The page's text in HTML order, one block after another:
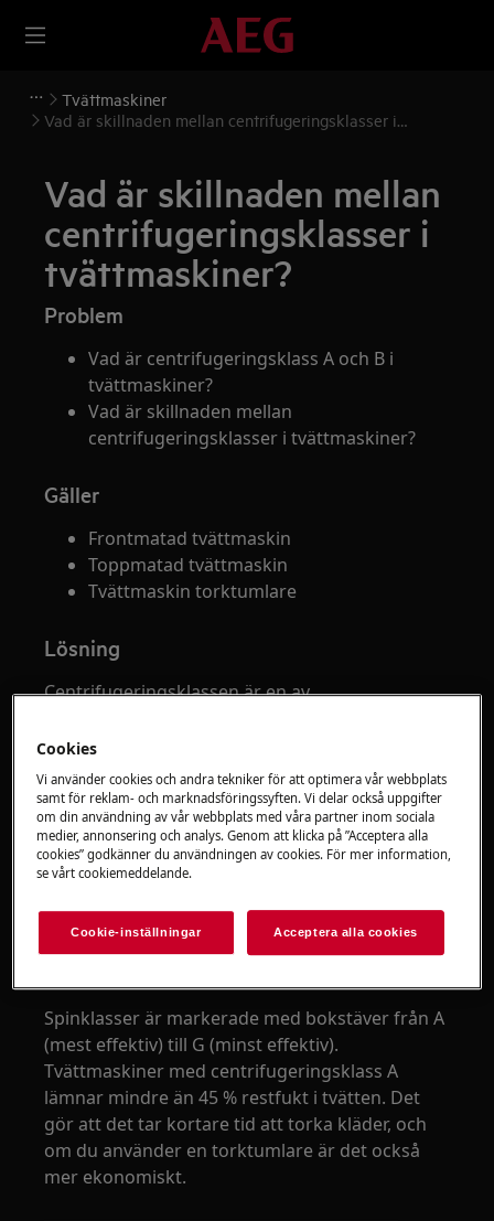
Tvättmaskiner
Vad är skillnaden mellan centrifugeringsklasser i
Vad är skillnaden mellan
centrifugeringsklasser i
tvättmaskiner?
Problem
Vad är centrifugeringsklass A och B i
tvättmaskiner?
Vad är skillnaden mellan
centrifugeringsklasser i tvättmaskiner?
Gäller
Frontmatad tvättmaskin
Toppmatad tvättmaskin
Tvättmaskin torktumlare
Lösning
Centrifugeringsklassen är en av
tvättmaskiner utvärderas efter: ju högre klass,
desto snabbare roterar trumman under
centrifugeringscykeln, och desto mindre blöt
blir tvätten i slutändan. Tvättens restfukthalt
beror på centrifugeringsklassen.
påverkas av centrifugeringshastigheten, dess
längd och utformningen av
Spinklasser är markerade med bokstäver från A
(mest effektiv) till G (minst effektiv).
Tvättmaskiner med centrifugeringsklass A
lämnar mindre än 45 % restfukt i tvätten. Det
gör att det tar kortare tid att torka kläder, och
om du använder en torktumlare är det också
mer ekonomiskt.
Cookies
Vi använder cookies och andra tekniker för att optimera vår webbplats
samt för reklam- och marknadsföringssyften. Vi delar också uppgifter
om din användning av vår webbplats med våra partner inom sociala
medier, annonsering och analys. Genom att klicka på ”Acceptera alla
cookies” godkänner du användningen av cookies. För mer information,
se vårt cookiemeddelande.
Cookie-inställningar Acceptera alla cookies